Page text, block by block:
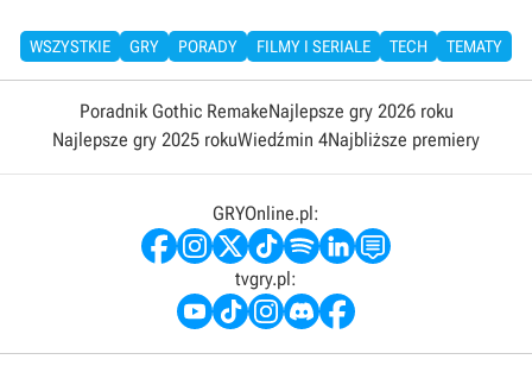
WSZYSTKIE GRY PORADY FILMY I SERIALE TECH TEMATY
Poradnik Gothic RemakeNajlepsze gry 2026 roku
Najlepsze gry 2025 rokuWiedźmin 4Najbliższe premiery
GRYOnline.pl:
tvgry.pl: